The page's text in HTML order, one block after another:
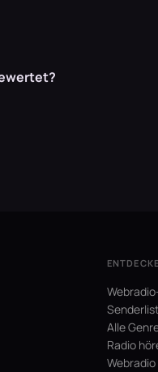
Alle
Radio
Webradio